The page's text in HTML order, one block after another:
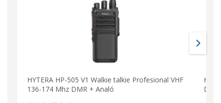
HYTERA HP-505 V1 Walkie talkie Profesional VHF
136-174 Mhz DMR + Analó